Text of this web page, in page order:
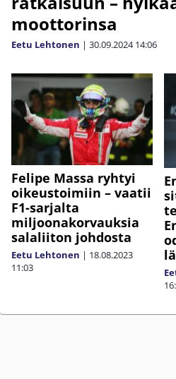
moottorinsa
Eetu Lehtonen | 30.09.2024 14:06
Felipe Massa ryhtyi
oikeustoimiin – vaatii
F1-sarjalta
miljoonakorvauksia
salaliiton johdosta
Eetu Lehtonen | 18.08.2023
11:03